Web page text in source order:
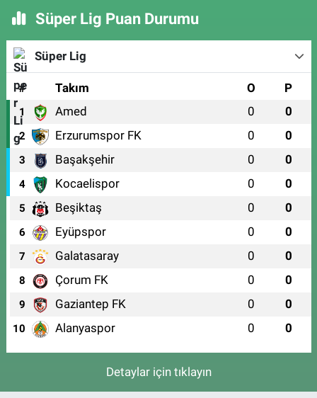
Süper Lig Puan Durumu
Süper Lig
# Takım O P
1 Amed 0 0
2 Erzurumspor FK 0 0
3 Başakşehir 0 0
4 Kocaelispor 0 0
5 Beşiktaş 0 0
6 Eyüpspor 0 0
7 Galatasaray 0 0
8 Çorum FK 0 0
9 Gaziantep FK 0 0
10 Alanyaspor 0 0
Detaylar için tıklayın